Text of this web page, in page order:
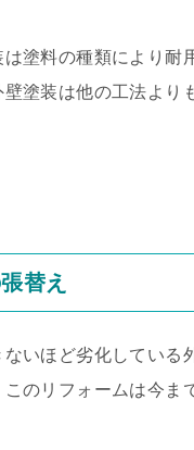
は塗料の種類により耐
壁塗装は他の工法より
替え
ないほど劣化している
このリフォームは今ま